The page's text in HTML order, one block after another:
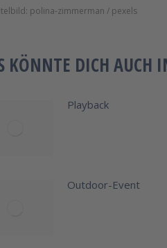
polina-zimmerman / pexels
KÖNNTE DICH AUCH
Playback
Outdoor-Event